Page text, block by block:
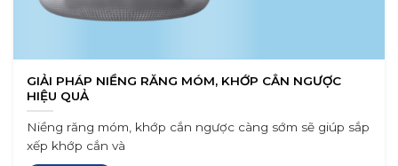
GIẢI PHÁP NIỀNG RĂNG MÓM, KHỚP CẮN NGƯỢC
HIỆU QUẢ
Niềng răng móm, khớp cắn ngược càng sớm sẽ giúp sắp
xếp khớp cắn và